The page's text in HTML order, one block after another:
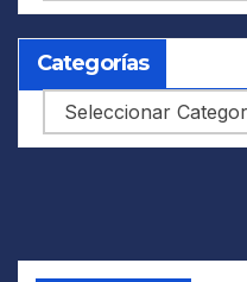
Categorías
Categorías